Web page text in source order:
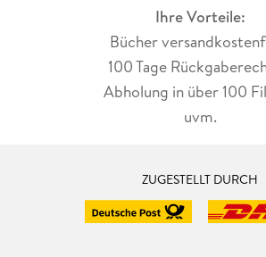
Ihre Vorteile:
Bücher
100 Tage
Abholung in über 100
uvm.
ZUGESTELLT DURCH